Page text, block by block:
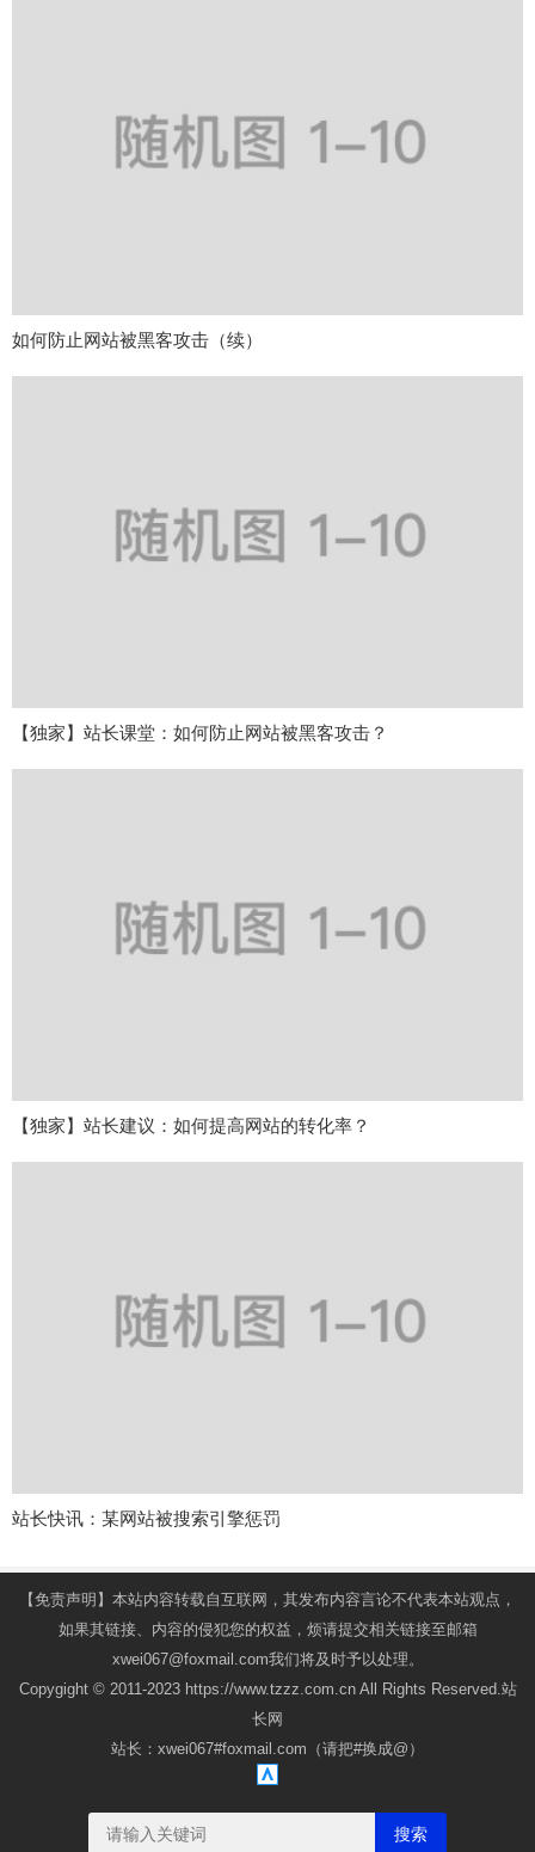
如何防止网站被黑客攻击（续）
【独家】站长课堂：如何防止网站被黑客攻击？
【独家】站长建议：如何提高网站的转化率？
站长快讯：某网站被搜索引擎惩罚
【免责声明】本站内容转载自互联网，其发布内容言论不代表本站观点，
如果其链接、内容的侵犯您的权益，烦请提交相关链接至邮箱
xwei067@foxmail.com我们将及时予以处理。
Copygight © 2011-2023 https://www.tzzz.com.cn All Rights Reserved.站
长网
站长：xwei067#foxmail.com（请把#换成@）
搜索